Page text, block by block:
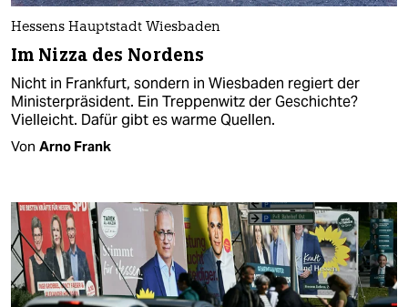
Hessens Hauptstadt Wiesbaden
Im Nizza des Nordens
Nicht in Frankfurt, sondern in Wiesbaden regiert der
Ministerpräsident. Ein Treppenwitz der Geschichte?
Vielleicht. Dafür gibt es warme Quellen.
Von Arno Frank